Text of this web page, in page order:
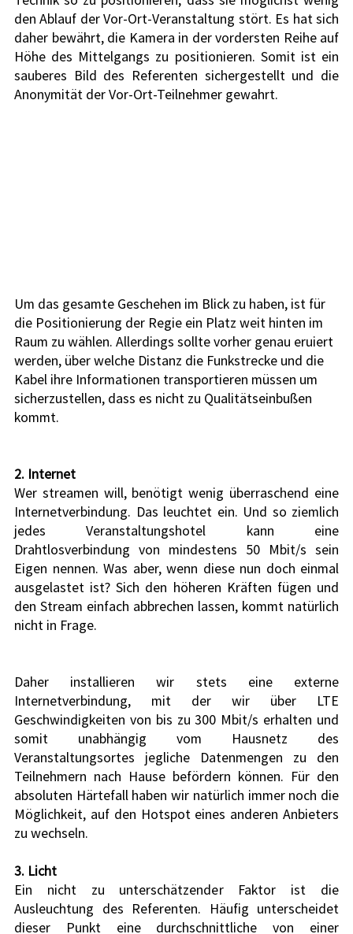
den Ablauf der Vor-Ort-Veranstaltung stört. Es hat sich
daher bewährt, die Kamera in der vordersten Reihe auf
Höhe des Mittelgangs zu positionieren. Somit ist ein
sauberes Bild des Referenten sichergestellt und die
Anonymität der Vor-Ort-Teilnehmer gewahrt.
Um das gesamte Geschehen im Blick zu haben, ist für
die Positionierung der Regie ein Platz weit hinten im
Raum zu wählen. Allerdings sollte vorher genau eruiert
werden, über welche Distanz die Funkstrecke und die
Kabel ihre Informationen transportieren müssen um
sicherzustellen, dass es nicht zu Qualitätseinbußen
kommt.
2. Internet
Wer streamen will, benötigt wenig überraschend eine
Internetverbindung. Das leuchtet ein. Und so ziemlich
jedes Veranstaltungshotel kann eine
Drahtlosverbindung von mindestens 50 Mbit/s sein
Eigen nennen. Was aber, wenn diese nun doch einmal
ausgelastet ist? Sich den höheren Kräften fügen und
den Stream einfach abbrechen lassen, kommt natürlich
nicht in Frage.
Daher installieren wir stets eine externe
Internetverbindung, mit der wir über LTE
Geschwindigkeiten von bis zu 300 Mbit/s erhalten und
somit unabhängig vom Hausnetz des
Veranstaltungsortes jegliche Datenmengen zu den
Teilnehmern nach Hause befördern können. Für den
absoluten Härtefall haben wir natürlich immer noch die
Möglichkeit, auf den Hotspot eines anderen Anbieters
zu wechseln.
3. Licht
Ein nicht zu unterschätzender Faktor ist die
Ausleuchtung des Referenten. Häufig unterscheidet
dieser Punkt eine durchschnittliche von einer